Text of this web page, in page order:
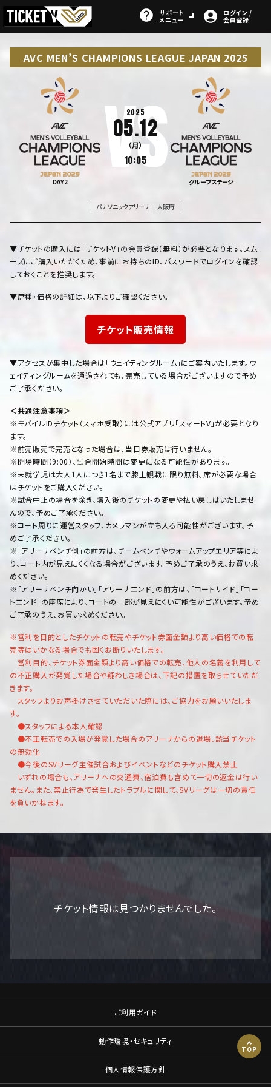
サポート
メニュー
ログイン /
会員登録
AVC MEN’S CHAMPIONS LEAGUE JAPAN 2025
DAY2
2025
05.12
（月）
10:05
グループステージ
パナソニックアリーナ｜大阪府
▼チケットの購入には「チケットV」の会員登録（無料）が必要となります。スム
ーズにご購入いただくため、事前にお持ちのID、パスワードでログインを確認
しておくことを推奨します。
▼席種・価格の詳細は、以下よりご確認ください。
チケット販売情報
▼アクセスが集中した場合は「ウェイティングルーム」にご案内いたします。ウ
ェイティングルームを通過されても、完売している場合がございますので予め
ご了承ください。
＜共通注意事項＞
※モバイルIDチケット（スマホ受取）には公式アプリ「スマートV」が必要となり
ます。
※前売販売で完売となった場合は、当日券販売は行いません。
※開場時間（9:00）、試合開始時間は変更になる可能性があります。
※未就学児は大人1人につき1名まで膝上観戦に限り無料。席が必要な場合
はチケットをご購入ください。
※試合中止の場合を除き、購入後のチケットの変更や払い戻しはいたしませ
んので、予めご了承ください。
※コート周りに運営スタッフ、カメラマンが立ち入る可能性がございます。予
めご了承ください。
※「アリーナベンチ側」の前方は、チームベンチやウォームアップエリア等によ
り、コート内が見えにくくなる場合がございます。予めご了承のうえ、お買い求
めください。
※「アリーナベンチ向かい」「アリーナエンド」の前方は、「コートサイド」「コー
トエンド」の座席により、コートの一部が見えにくい可能性がございます。予め
ご了承のうえ、お買い求めください。
※営利を目的としたチケットの転売やチケット券面金額より高い価格での転
売等はいかなる場合でも固くお断りいたします。
営利目的、チケット券面金額より高い価格での転売、他人の名義を利用して
の不正購入が発覚した場合や疑わしき場合は、下記の措置を取らせていただ
きます。
スタッフよりお声掛けさせていただいた際には、ご協力をお願いいたしま
す。
●スタッフによる本人確認
●不正転売での入場が発覚した場合のアリーナからの退場、該当チケット
の無効化
●今後のSVリーグ主催試合およびイベントなどのチケット購入禁止
いずれの場合も、アリーナへの交通費、宿泊費も含めて一切の返金は行い
ません。また、禁止行為で発生したトラブルに関して、SVリーグは一切の責任
を負いかねます。
チケット情報は見つかりませんでした。
ご利用ガイド
動作環境・セキュリティ
個人情報保護方針
TOP